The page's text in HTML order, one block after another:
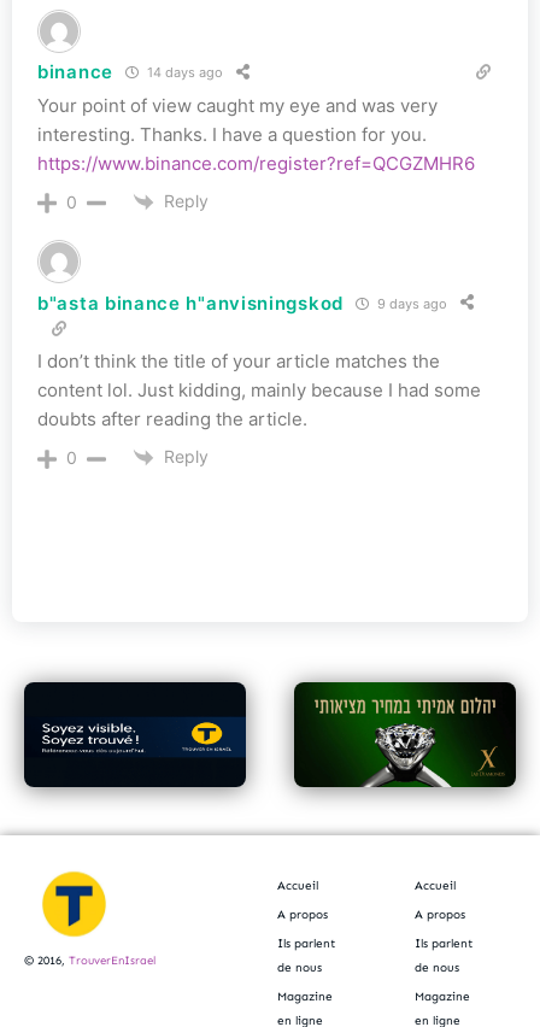
binance 14 days ago
Your point of view caught my eye and was very
interesting. Thanks. I have a question for you.
https://www.binance.com/register?ref=QCGZMHR6
0 Reply
b"asta binance h"anvisningskod 9 days ago
I don’t think the title of your article matches the
content lol. Just kidding, mainly because I had some
doubts after reading the article.
0 Reply
© 2016, TrouverEnIsrael
Accueil
A propos
Ils parlent
de nous
Magazine
en ligne
Accueil
A propos
Ils parlent
de nous
Magazine
en ligne